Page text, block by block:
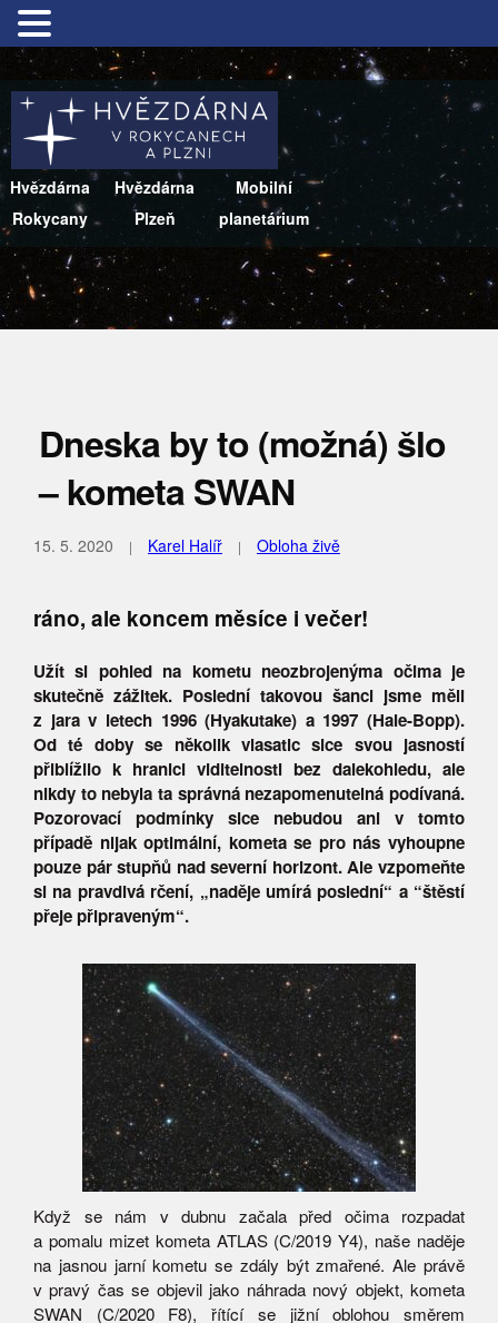
Hvězdárna
Rokycany
Hvězdárna
Plzeň
Mobilní
planetárium
Dneska by to (možná) šlo
– kometa SWAN
15. 5. 2020 Karel Halíř Obloha živě
ráno, ale koncem měsíce i večer!
Užít si pohled na kometu neozbrojenýma očima je
skutečně zážitek. Poslední takovou šanci jsme měli
z jara v letech 1996 (Hyakutake) a 1997 (Hale-Bopp).
Od té doby se několik vlasatic sice svou jasností
přiblížilo k hranici viditelnosti bez dalekohledu, ale
nikdy to nebyla ta správná nezapomenutelná podívaná.
Pozorovací podmínky sice nebudou ani v tomto
případě nijak optimální, kometa se pro nás vyhoupne
pouze pár stupňů nad severní horizont. Ale vzpomeňte
si na pravdivá rčení, „naděje umírá poslední“ a “štěstí
přeje připraveným“.
Když se nám v dubnu začala před očima rozpadat
a pomalu mizet kometa ATLAS (C/2019 Y4), naše naděje
na jasnou jarní kometu se zdály být zmařené. Ale právě
v pravý čas se objevil jako náhrada nový objekt, kometa
SWAN (C/2020 F8), řítící se jižní oblohou směrem